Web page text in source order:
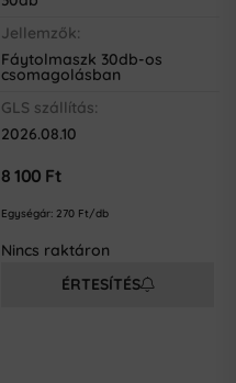
Jellemzők:
Fáytolmaszk 30db-os
csomagolásban
GLS szállítás:
2026.08.10
8 100 Ft
Egységár: 270 Ft/db
Nincs raktáron
ÉRTESÍTÉS